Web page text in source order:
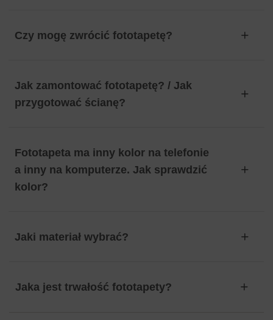
Czy mogę zwrócić fototapetę?
Jak zamontować fototapetę? / Jak
przygotować ścianę?
Fototapeta ma inny kolor na telefonie
a inny na komputerze. Jak sprawdzić
kolor?
Jaki materiał wybrać?
Jaka jest trwałość fototapety?